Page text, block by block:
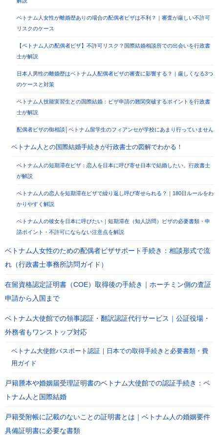
ベトナム人女性が離婚歴ありの場合の配偶者ビザは不利？｜審査が厳しい不許可
リスクのケース
【ベトナム人の配偶者ビザ】不許可リスク？国際結婚相談所での出会いを行政書
士が解説
日本人男性の離婚歴はベトナム人配偶者ビザの審査に影響する？｜厳しくなる3つ
のケースと対策
ベトナム人技能実習生との国際結婚：ビザ申請の難関突破するポイントを行政書
士が解説
配偶者ビザの御相談│ベトナム留学生のフィアンセが学校にあまり行っていません
ベトナム人との国際結婚手続きが行政書士の図解でわかる！
ベトナム人の短期滞在ビザ：恋人を日本に呼び寄せ日本で結婚したい。行政書士
が解説
ベトナム人の恋人を短期滞在ビザで繰り返し呼び寄せられる？｜180日ルールをわ
かりやすく解説
ベトナム人の彼女を日本に呼びたい｜短期滞在（知人訪問）ビザの必要書類・申
請ポイント・不許可にならない注意点を解説
ベトナム人女性のための配偶者ビザサポート手続き：相談形式で流
れ（行政書士事務所訪問ガイド）
在留資格認定証明書（COE）取得後の手続き｜ホーチミン側の査証
申請から入国まで
ベトナム大使館での領事認証・翻訳認証代行サービス｜公証役場・
外務省もワンストップ対応
ベトナム大使館パスポート認証｜日本での取得手続きと必要書類・費
用ガイド
戸籍謄本や婚姻届受理証明書のベトナム大使館での認証手続き：ベ
トナム人と国際結婚
戸籍受附帳に記載のないことの証明書とは｜ベトナム人の婚姻要件
具備証明書に必要な書類